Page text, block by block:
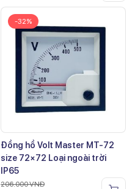
-32%
Đồng hồ Volt Master MT-72
size 72×72 Loại ngoài trời
IP65
206.000VNĐ